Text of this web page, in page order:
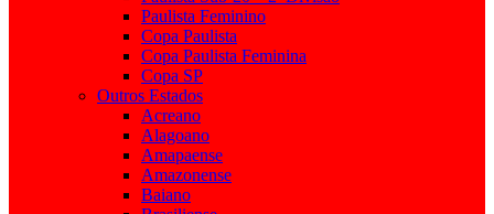
Paulista Feminino
Copa Paulista
Copa Paulista Feminina
Copa SP
Outros Estados
Acreano
Alagoano
Amapaense
Amazonense
Baiano